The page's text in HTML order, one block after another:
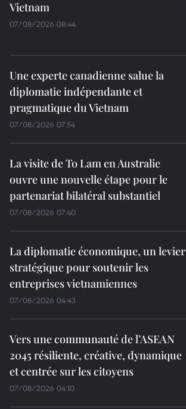
Vietnam
07/08/2026 08:44
Une experte canadienne salue la
diplomatie indépendante et
pragmatique du Vietnam
07/08/2026 07:54
La visite de To Lam en Australie
ouvre une nouvelle étape pour le
partenariat bilatéral substantiel
07/08/2026 07:40
La diplomatie économique, un levier
stratégique pour soutenir les
entreprises vietnamiennes
07/08/2026 04:43
Vers une communauté de l’ASEAN
2045 résiliente, créative, dynamique
et centrée sur les citoyens
07/08/2026 04:10